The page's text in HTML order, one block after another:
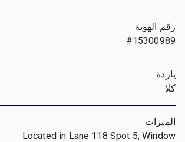
رقم الهوية
#15300989
ياردة
كلا
الميزات
Located in Lane 118 Spot 5, Window